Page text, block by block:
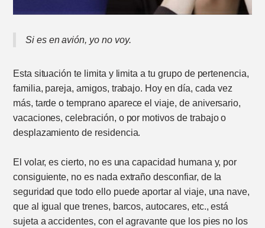
Si es en avión, yo no voy.
Esta situación te limita y limita a tu grupo de pertenencia,
familia, pareja, amigos, trabajo. Hoy en día, cada vez
más, tarde o temprano aparece el viaje, de aniversario,
vacaciones, celebración, o por motivos de trabajo o
desplazamiento de residencia.
El volar, es cierto, no es una capacidad humana y, por
consiguiente, no es nada extraño desconfiar, de la
seguridad que todo ello puede aportar al viaje, una nave,
que al igual que trenes, barcos, autocares, etc., está
sujeta a accidentes, con el agravante que los pies no los